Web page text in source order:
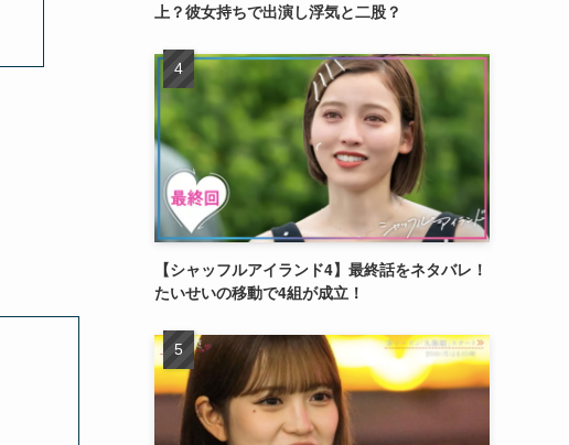
上？彼女持ちで出演し浮気と二股？
【シャッフルアイランド4】最終話をネタバレ！
たいせいの移動で4組が成立！